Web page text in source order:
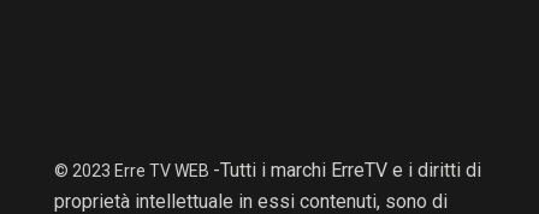
© 2023 Erre TV WEB -Tutti i marchi ErreTV e i diritti di
proprietà intellettuale in essi contenuti, sono di